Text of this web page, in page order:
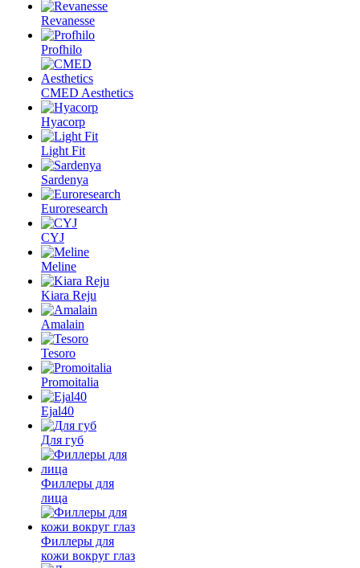
Revanesse
Profhilo
CMED Aesthetics
Hyacorp
Light Fit
Sardenya
Euroresearch
CYJ
Meline
Kiara Reju
Amalain
Tesoro
Promoitalia
Ejal40
Для губ
Филлеры для
лица
Филлеры для
кожи вокруг глаз